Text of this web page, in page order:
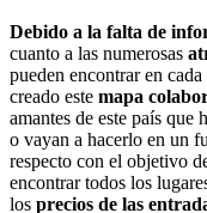
Debido a la falta de
cuanto a las numerosas
pueden encontrar en
creado este mapa
amantes de este país que
o vayan a hacerlo en un
respecto con el objetivo
encontrar todos los
los precios de las